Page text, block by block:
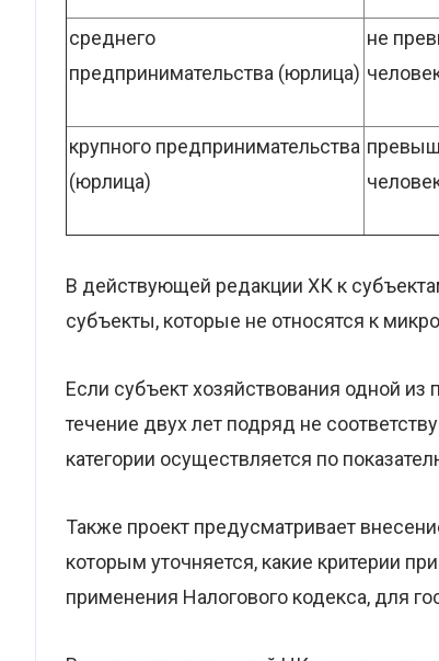
среднего
предпринимательства (юрлица)
не
крупного предпринимательства
(юрлица)
В действующей редакции ХК к
субъекты, которые не относятся к
Если субъект хозяйствования одной из
течение двух лет подряд не
категории осуществляется по
Также проект предусматривает
которым уточняется, какие критерии
применения Налогового кодекса, для